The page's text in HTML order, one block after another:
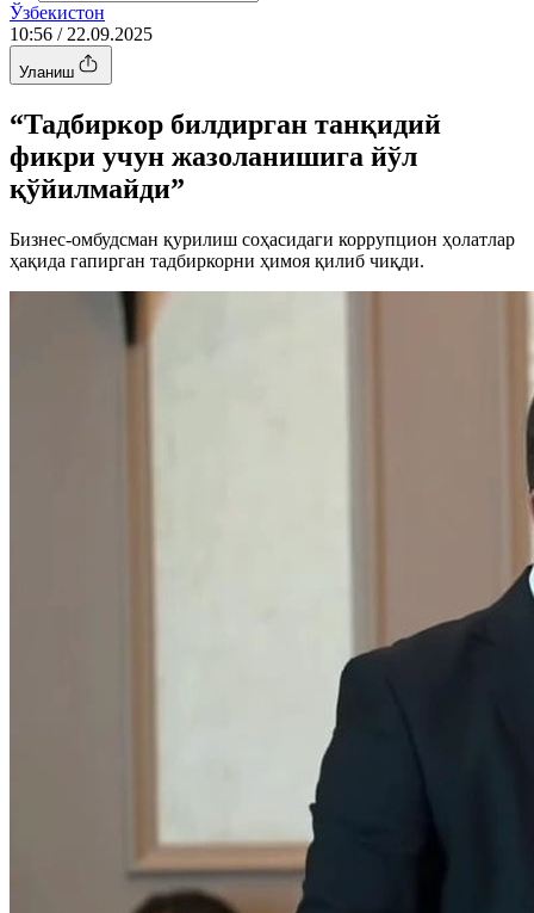
Ўзбекистон
10:56 / 22.09.2025
Уланиш
“Тадбиркор билдирган танқидий
фикри учун жазоланишига йўл
қўйилмайди”
Бизнес-омбудсман қурилиш соҳасидаги коррупцион ҳолатлар
ҳақида гапирган тадбиркорни ҳимоя қилиб чиқди.